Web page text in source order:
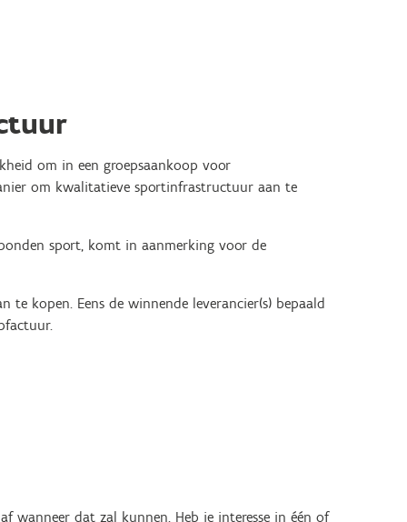
om in een groepsaankoop voor
om kwalitatieve sportinfrastructuur aan te
sport, komt in aanmerking voor de
te kopen. Eens de winnende leverancier(s) bepaald
wanneer dat zal kunnen. Heb je interesse in één of